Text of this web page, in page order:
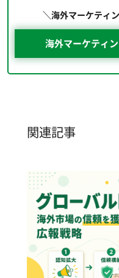
＼海外マーケティ
海外マーケティ
関連記事